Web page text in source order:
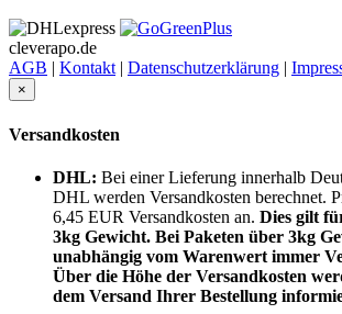
cleverapo.de
AGB | Kontakt| Datenschutzerklärung |
×
Versandkosten
DHL: Bei einer Lieferung innerhalb
DHL werden Versandkosten berechnet.
6,45 EUR Versandkosten an. Dies gilt
3kg Gewicht. Bei Paketen über 3kg
unabhängig vom Warenwert immer
Über die Höhe der Versandkosten
dem Versand Ihrer Bestellung